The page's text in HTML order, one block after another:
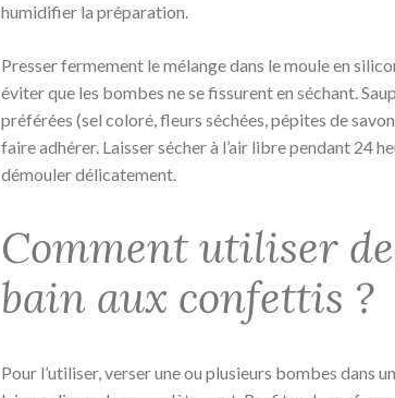
humidifier la préparation.
Presser fermement le mélange dans le moule en
éviter que les bombes ne se fissurent en séchant.
préférées (sel coloré, fleurs séchées, pépites de
faire adhérer. Laisser sécher à l’air libre pendant 24
démouler délicatement.
Comment utiliser
bain aux confettis ?
Pour l’utiliser, verser une ou plusieurs bombes dans